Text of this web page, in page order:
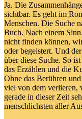
Ja. Die
sichtbar. Es geht im
Menschen. Die Suche
Buch. Nach einem
nicht finden können,
oder begeistert. Und
über diese Suche. So
das Erzählen und die
Ohne das Berühren
viel von dem verlieren,
gerade in dieser Zeit
menschlichsten aller